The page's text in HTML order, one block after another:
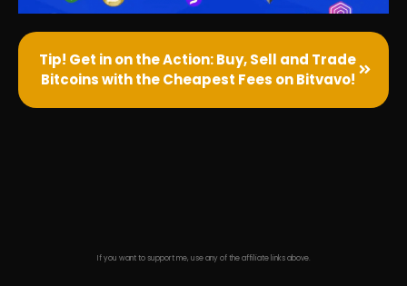
Tip! Get in on the Action: Buy, Sell and Trade
Bitcoins with the Cheapest Fees on Bitvavo!
If you want to support me, use any of the affiliate links above.